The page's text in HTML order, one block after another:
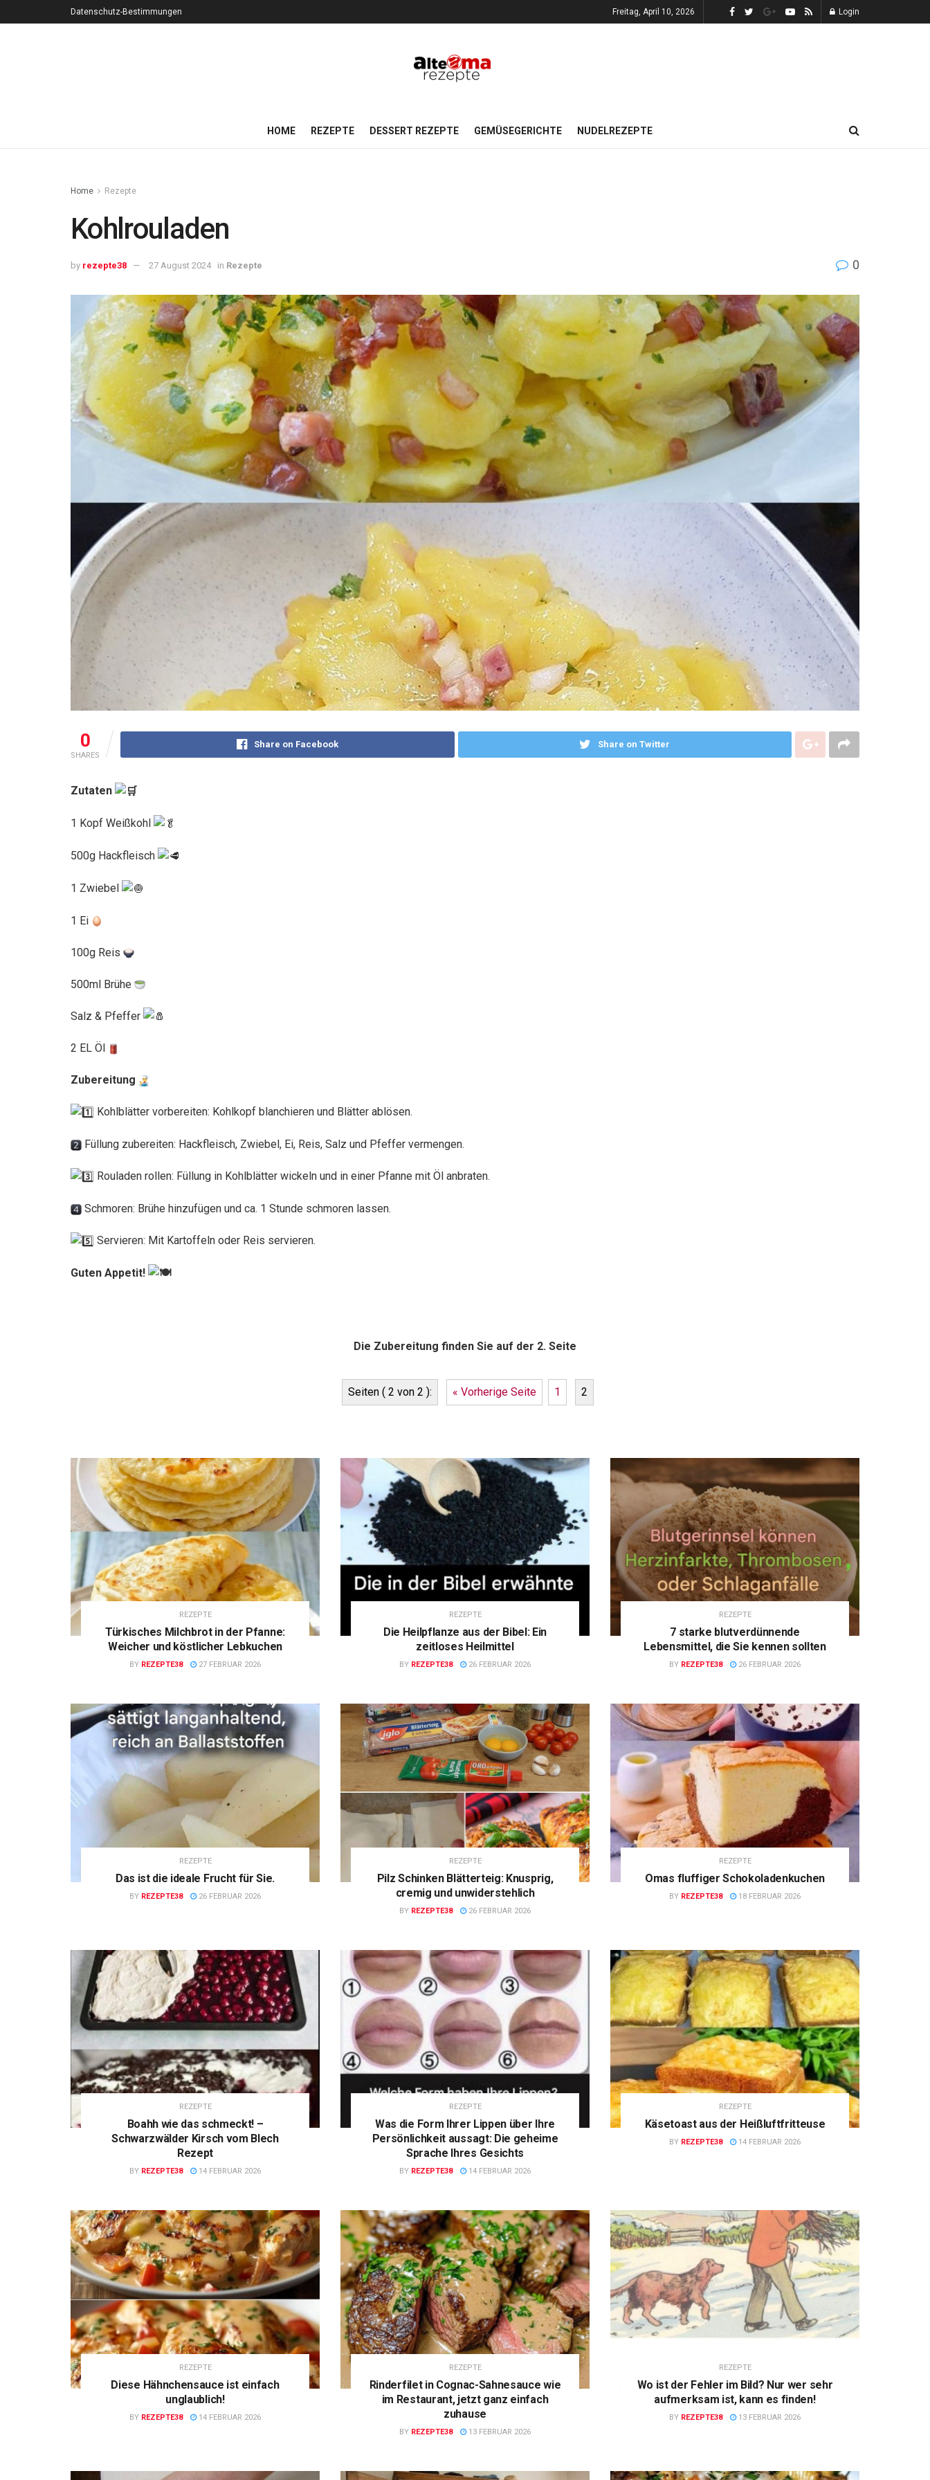
Datenschutz-Bestimmungen Freitag, April 10, 2026 Login
HOME REZEPTE DESSERT REZEPTE GEMÜSEGERICHTE NUDELREZEPTE
Home Rezepte
Kohlrouladen
by rezepte38 27 August 2024 in Rezepte 0
0
SHARES
Share on Facebook Share on Twitter
Zutaten
1 Kopf Weißkohl
500g Hackfleisch
1 Zwiebel
1 Ei
100g Reis
500ml Brühe
Salz & Pfeffer
2 EL Öl
Zubereitung
Kohlblätter vorbereiten: Kohlkopf blanchieren und Blätter ablösen.
Füllung zubereiten: Hackfleisch, Zwiebel, Ei, Reis, Salz und Pfeffer vermengen.
Rouladen rollen: Füllung in Kohlblätter wickeln und in einer Pfanne mit Öl anbraten.
Schmoren: Brühe hinzufügen und ca. 1 Stunde schmoren lassen.
Servieren: Mit Kartoffeln oder Reis servieren.
Guten Appetit!
Die Zubereitung finden Sie auf der 2. Seite
Seiten ( 2 von 2 ): « Vorherige Seite 1 2
REZEPTE
Türkisches Milchbrot in der Pfanne:
Weicher und köstlicher Lebkuchen
BY REZEPTE38 27 FEBRUAR 2026
REZEPTE
Die Heilpflanze aus der Bibel: Ein
zeitloses Heilmittel
BY REZEPTE38 26 FEBRUAR 2026
REZEPTE
7 starke blutverdünnende
Lebensmittel, die Sie kennen sollten
BY REZEPTE38 26 FEBRUAR 2026
REZEPTE
Das ist die ideale Frucht für Sie.
BY REZEPTE38 26 FEBRUAR 2026
REZEPTE
Pilz Schinken Blätterteig: Knusprig,
cremig und unwiderstehlich
BY REZEPTE38 26 FEBRUAR 2026
REZEPTE
Omas fluffiger Schokoladenkuchen
BY REZEPTE38 18 FEBRUAR 2026
REZEPTE
Boahh wie das schmeckt! –
Schwarzwälder Kirsch vom Blech
Rezept
BY REZEPTE38 14 FEBRUAR 2026
REZEPTE
Was die Form Ihrer Lippen über Ihre
Persönlichkeit aussagt: Die geheime
Sprache Ihres Gesichts
BY REZEPTE38 14 FEBRUAR 2026
REZEPTE
Käsetoast aus der Heißluftfritteuse
BY REZEPTE38 14 FEBRUAR 2026
REZEPTE
Diese Hähnchensauce ist einfach
unglaublich!
BY REZEPTE38 14 FEBRUAR 2026
REZEPTE
Rinderfilet in Cognac-Sahnesauce wie
im Restaurant, jetzt ganz einfach
zuhause
BY REZEPTE38 13 FEBRUAR 2026
REZEPTE
Wo ist der Fehler im Bild? Nur wer sehr
aufmerksam ist, kann es finden!
BY REZEPTE38 13 FEBRUAR 2026